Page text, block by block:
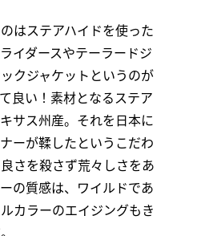
はステアハイドを使った
イダースやテーラードジ
クジャケットというのが
良い！素材となるステア
サス州産。それを日本に
ーが鞣したというこだわ
さを殺さず荒々しさをあ
の質感は、ワイルドであ
カラーのエイジングもき